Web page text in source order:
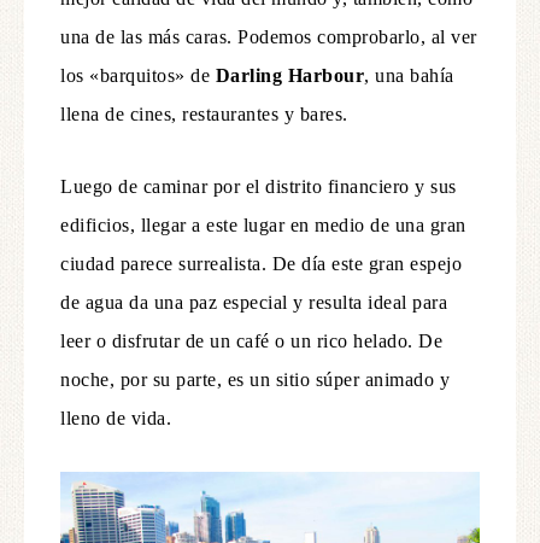
una de las más caras. Podemos comprobarlo, al ver
los «barquitos» de Darling Harbour, una bahía
llena de cines, restaurantes y bares.
Luego de caminar por el distrito financiero y sus
edificios, llegar a este lugar en medio de una gran
ciudad parece surrealista. De día este gran espejo
de agua da una paz especial y resulta ideal para
leer o disfrutar de un café o un rico helado. De
noche, por su parte, es un sitio súper animado y
lleno de vida.